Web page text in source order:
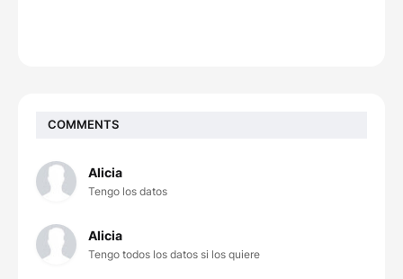
COMMENTS
Alicia
Tengo los datos
Alicia
Tengo todos los datos si los quiere